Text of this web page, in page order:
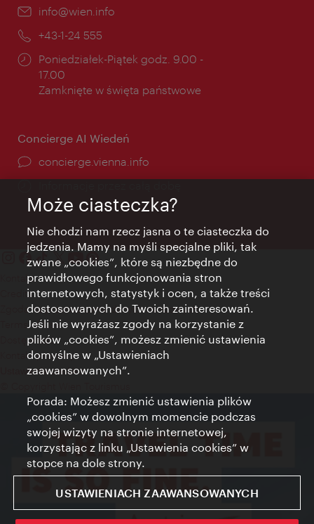
E-
info@wien.info
Telefon:
+43-1-24 555
Godziny
otwarcia:
Poniedziałek-Piątek godz. 9.00 -
17.00
Zamknięte w święta państwowe
Concierge AI Wiedeń
concierge.vienna.info
Kontakt
Credits
Zgoda na przetwarzanie danych osobowych
Terms of Use
Dostępność
Kontakt prasowy
Ustawienia cookies
Może ciasteczka?
Nie chodzi nam rzecz jasna o te ciasteczka do
jedzenia. Mamy na myśli specjalne pliki, tak
zwane „cookies”, które są niezbędne do
prawidłowego funkcjonowania stron
internetowych, statystyk i ocen, a także treści
dostosowanych do Twoich zainteresowań.
Jeśli nie wyrażasz zgody na korzystanie z
plików „cookies”, możesz zmienić ustawienia
domyślne w „Ustawieniach
zaawansowanych”.
Porada: Możesz zmienić ustawienia plików
„cookies” w dowolnym momencie podczas
swojej wizyty na stronie internetowej,
korzystając z linku „Ustawienia cookies” w
stopce na dole strony.
USTAWIENIACH ZAAWANSOWANYCH